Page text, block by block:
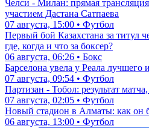
Челси - Милан: прямая
участием Дастана Сатпаева
07 августа, 15:00 • Футбол
Первый бой Казахстана за титул
где, когда и что за боксер?
06 августа, 06:26 • Бокс
Барселона увела у Реала
07 августа, 09:54 • Футбол
Партизан - Тобол: результат
07 августа, 02:05 • Футбол
Новый стадион в Алматы: как он
06 августа, 13:00 • Футбол